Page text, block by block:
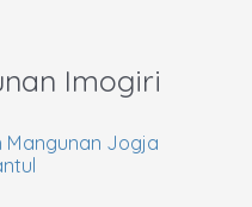
Imogiri
Mangunan Jogja